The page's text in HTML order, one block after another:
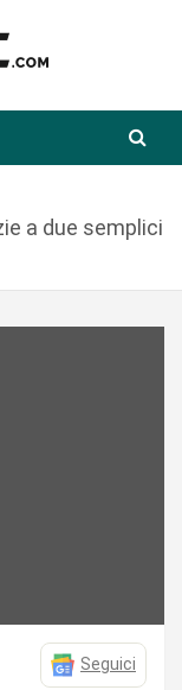
a due semplici
Seguici